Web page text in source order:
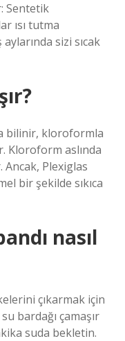
Sentetik
ısı tutma
sizi sıcak
bilinir, kloroformla
Kloroform aslında
Ancak, Plexiglas
bir şekilde sıkıca
nasıl
çıkarmak için
bardağı çamaşır
suda bekletin.